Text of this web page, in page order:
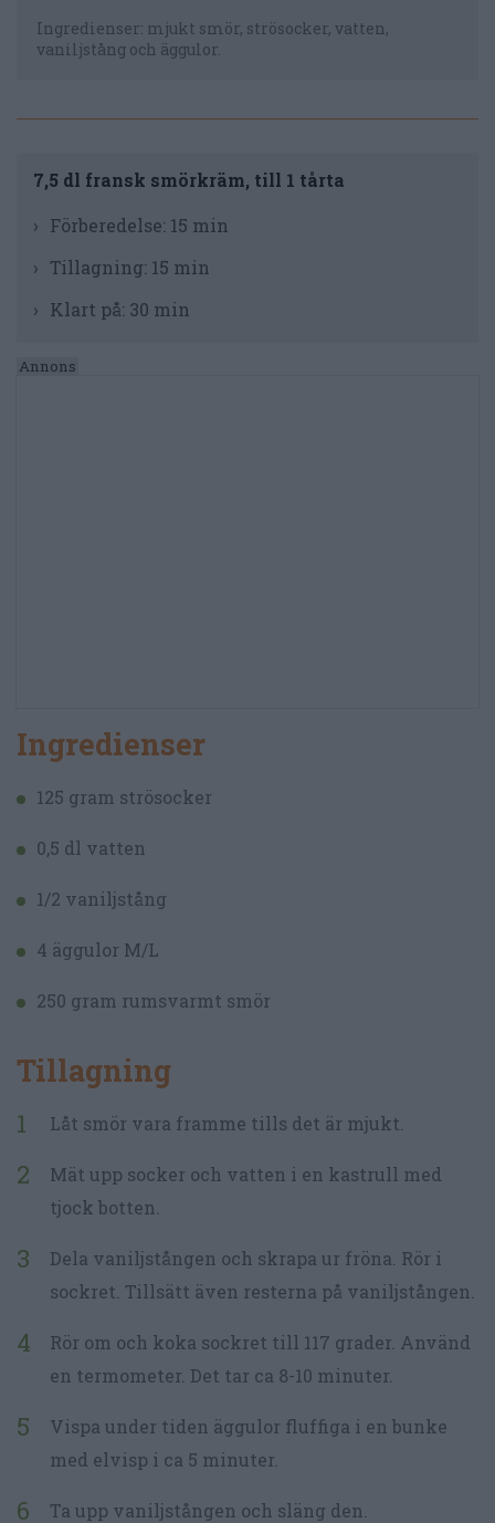
Ingredienser: mjukt smör, strösocker, vatten,
vaniljstång och äggulor.
7,5 dl fransk smörkräm, till 1 tårta
Förberedelse: 15 min
Tillagning: 15 min
Klart på: 30 min
Ingredienser
125 gram strösocker
0,5 dl vatten
1/2 vaniljstång
4 äggulor M/L
250 gram rumsvarmt smör
Tillagning
Låt smör vara framme tills det är mjukt.
Mät upp socker och vatten i en kastrull med
tjock botten.
Dela vaniljstången och skrapa ur fröna. Rör i
sockret. Tillsätt även resterna på vaniljstången.
Rör om och koka sockret till 117 grader. Använd
en termometer. Det tar ca 8-10 minuter.
Vispa under tiden äggulor fluffiga i en bunke
med elvisp i ca 5 minuter.
Ta upp vaniljstången och släng den.